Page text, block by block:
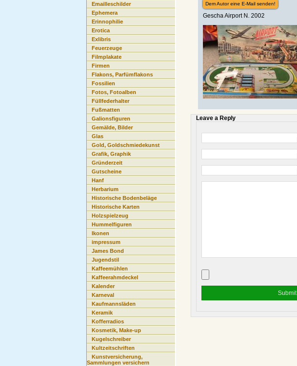
Dem Autor eine E-Mail senden!
Gescha Airport N. 2002
Leave a Reply
Emailleschilder
Ephemera
Erinnophilie
Erotica
Exlibris
Feuerzeuge
Filmplakate
Firmen
Flakons, Parfümflakons
Fossilien
Fotos, Fotoalben
Füllfederhalter
Fußmatten
Galionsfiguren
Gemälde, Bilder
Glas
Gold, Goldschmiedekunst
Grafik, Graphik
Gründerzeit
Gutscheine
Hanf
Herbarium
Historische Bodenbeläge
Historische Karten
Holzspielzeug
Hummelfiguren
Ikonen
impressum
James Bond
Jugendstil
Kaffeemühlen
Kaffeerahmdeckel
Kalender
Karneval
Kaufmannsläden
Keramik
Kofferradios
Kosmetik, Make-up
Kugelschreiber
Kultzeitschriften
Kunstversicherung,
Sammlungen versichern